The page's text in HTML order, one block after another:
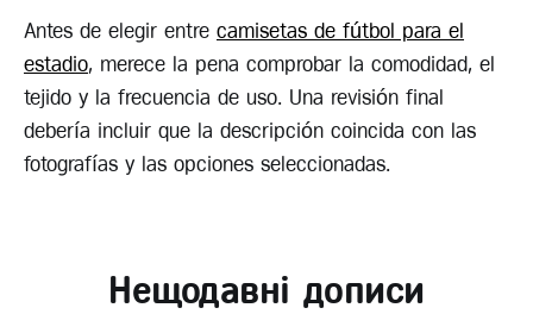
Antes de elegir entre camisetas de fútbol para el
estadio, merece la pena comprobar la comodidad, el
tejido y la frecuencia de uso. Una revisión final
debería incluir que la descripción coincida con las
fotografías y las opciones seleccionadas.
Нещодавні дописи